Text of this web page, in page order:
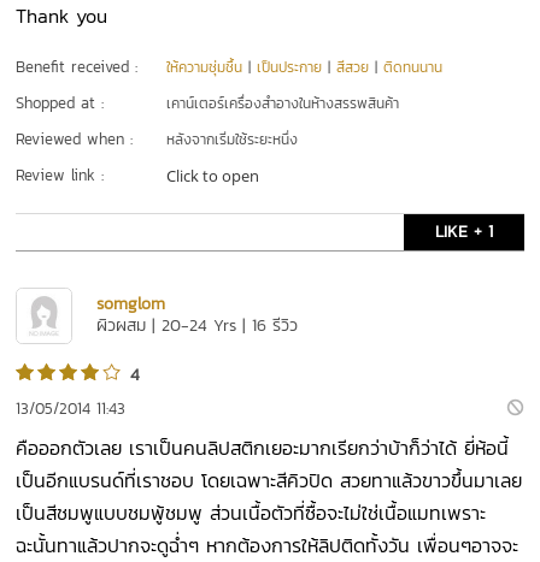
Thank you
Benefit received : ให้ความชุ่มชื้น |เป็นประกาย |สีสวย |ติดทนนาน
Shopped at : เคาน์เตอร์เครื่องสำอางในห้างสรรพสินค้า
Reviewed when : หลังจากเริ่มใช้ระยะหนึ่ง
Review link : Click to open
LIKE + 1
somglom
ผิวผสม | 20-24 Yrs | 16 รีวิว
4
13/05/2014 11:43
คือออกตัวเลย เราเป็นคนลิปสติกเยอะมากเรียกว่าบ้าก็ว่าได้ ยี่ห้อนี้
เป็นอีกแบรนด์ที่เราชอบ โดยเฉพาะสีคิวปิด สวยทาแล้วขาวขึ้นมาเลย
เป็นสีชมพูแบบชมพู้ชมพู ส่วนเนื้อตัวที่ซื้อจะไม่ใช่เนื้อแมทเพราะ
ฉะนั้นทาแล้วปากจะดูฉ่ำๆ หากต้องการให้ลิปติดทั้งวัน เพื่อนๆอาจจะ